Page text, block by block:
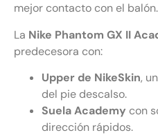
mejor contacto con el balón.
La Nike Phantom GX II
predecesora con:
Upper de NikeSkin,
del pie descalso.
Suela Academy con
dirección rápidos.